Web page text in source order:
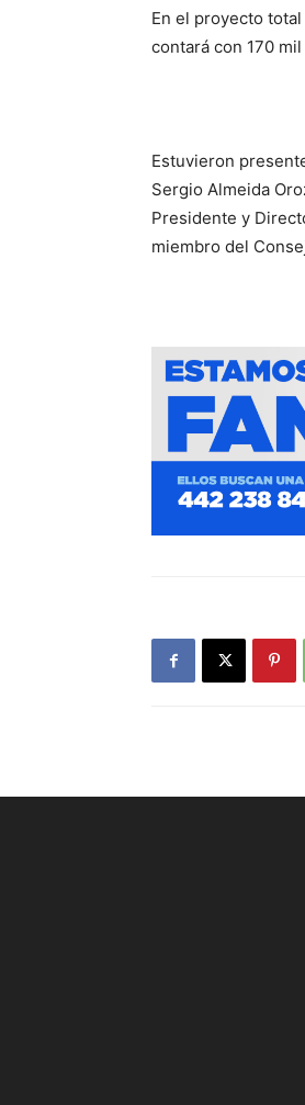
En el proyecto
contará con 170
Estuvieron
Sergio Almeida
Presidente y
miembro del